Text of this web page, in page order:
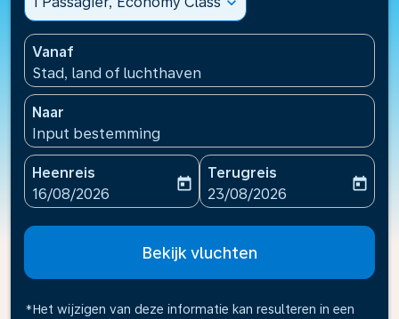
Vanaf
Stad, land of luchthaven
Naar
Input bestemming
Heenreis
fc-booking-departure-date-aria-label
16/08/2026
today
Terugreis
fc-booking-return-date-
23/08/2026
today
Bekijk vluchten
*Het wijzigen van deze informatie kan resulteren in een